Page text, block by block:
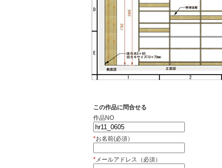
この作品に問合せる
作品NO
*お名前(必須）
*メールアドレス（必須）